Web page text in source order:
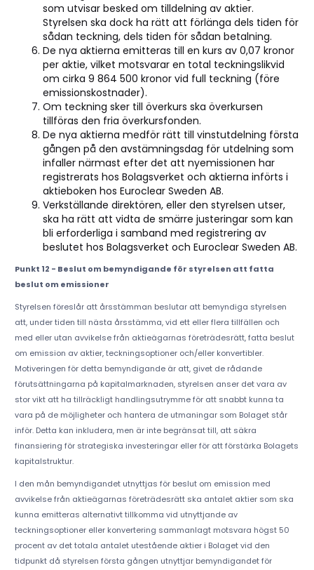
som utvisar besked om tilldelning av aktier.
Styrelsen ska dock ha rätt att förlänga dels tiden för
sådan teckning, dels tiden för sådan betalning.
De nya aktierna emitteras till en kurs av 0,07 kronor
per aktie, vilket motsvarar en total teckningslikvid
om cirka 9 864 500 kronor vid full teckning (före
emissionskostnader).
Om teckning sker till överkurs ska överkursen
tillföras den fria överkursfonden.
De nya aktierna medför rätt till vinstutdelning första
gången på den avstämningsdag för utdelning som
infaller närmast efter det att nyemissionen har
registrerats hos Bolagsverket och aktierna införts i
aktieboken hos Euroclear Sweden AB.
Verkställande direktören, eller den styrelsen utser,
ska ha rätt att vidta de smärre justeringar som kan
bli erforderliga i samband med registrering av
beslutet hos Bolagsverket och Euroclear Sweden AB.
Punkt 12 - Beslut om bemyndigande för styrelsen att fatta
beslut om emissioner
Styrelsen föreslår att årsstämman beslutar att bemyndiga styrelsen
att, under tiden till nästa årsstämma, vid ett eller flera tillfällen och
med eller utan avvikelse från aktieägarnas företrädesrätt, fatta beslut
om emission av aktier, teckningsoptioner och/eller konvertibler.
Motiveringen för detta bemyndigande är att, givet de rådande
förutsättningarna på kapitalmarknaden, styrelsen anser det vara av
stor vikt att ha tillräckligt handlingsutrymme för att snabbt kunna ta
vara på de möjligheter och hantera de utmaningar som Bolaget står
inför. Detta kan inkludera, men är inte begränsat till, att säkra
finansiering för strategiska investeringar eller för att förstärka Bolagets
kapitalstruktur.
I den mån bemyndigandet utnyttjas för beslut om emission med
avvikelse från aktieägarnas företrädesrätt ska antalet aktier som ska
kunna emitteras alternativt tillkomma vid utnyttjande av
teckningsoptioner eller konvertering sammanlagt motsvara högst 50
procent av det totala antalet utestående aktier i Bolaget vid den
tidpunkt då styrelsen första gången utnyttjar bemyndigandet för